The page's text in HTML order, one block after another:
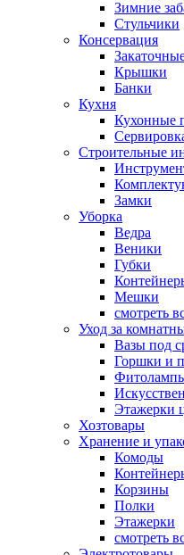
Зимние
Стульчики
Консервация
Крышки
Банки
Кухня
Кухонные
Строительные
Замки
Уборка
Ведра
Веники
Губки
Мешки
смотреть
Уход за
Вазы под
Горшки и
Этажерки
Хозтовары
Хранение и
Комоды
Корзины
Полки
Этажерки
смотреть